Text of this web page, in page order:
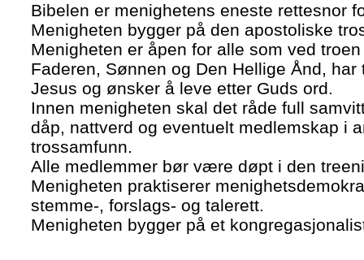
Bibelen er menighetens eneste rettesnor
Menigheten bygger på den apostoliske
Menigheten er åpen for alle som ved
Faderen, Sønnen og Den Hellige Ånd,
Jesus og ønsker å leve etter Guds ord.
Innen menigheten skal det råde full
dåp, nattverd og eventuelt medlemskap i
trossamfunn.
Alle medlemmer bør være døpt i den
Menigheten praktiserer
stemme-, forslags- og talerett.
Menigheten bygger på et